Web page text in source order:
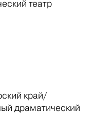
театр
край/
драматический